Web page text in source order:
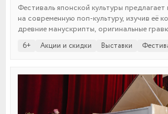
Фестиваль японской культуры
на современную поп-культуру, изучив её
древние манускрипты, оригинальные
погрузиться в восточную эстетику и
образов. Действуют скидки на билеты!
6+ Акции и скидки Выставки